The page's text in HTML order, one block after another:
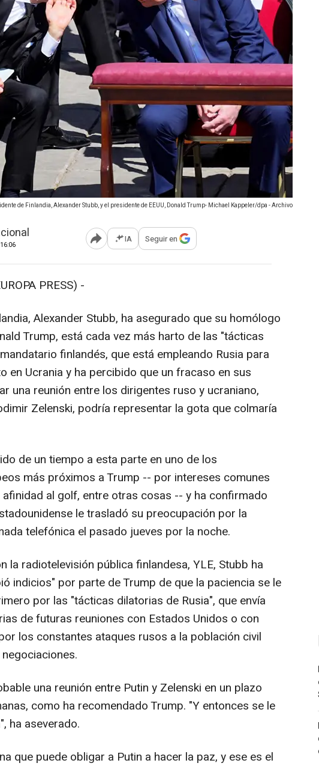
de Finlandia, Alexander Stubb, y el presidente de EEUU, Donald Trump- Michael Kappeler/dpa - Archivo
Abrir opciones para compartir
IA Seguir en
PRESS) -
Alexander Stubb, ha asegurado que su homólogo
Trump, está cada vez más harto de las "tácticas
finlandés, que está empleando Rusia para
en Ucrania y ha percibido que un fracaso en sus
una reunión entre los dirigentes ruso y ucraniano,
Zelenski, podría representar la gota que colmaría
de un tiempo a esta parte en uno de los
más próximos a Trump -- por intereses comunes
al golf, entre otras cosas -- y ha confirmado
le trasladó su preocupación por la
telefónica el pasado jueves por la noche.
la radiotelevisión pública finlandesa, YLE, Stubb ha
indicios" por parte de Trump de que la paciencia se le
por las "tácticas dilatorias de Rusia", que envía
de futuras reuniones con Estados Unidos o con
los constantes ataques rusos a la población civil
una reunión entre Putin y Zelenski en un plazo
como ha recomendado Trump. "Y entonces se le
ha aseverado.
que puede obligar a Putin a hacer la paz, y ese es el